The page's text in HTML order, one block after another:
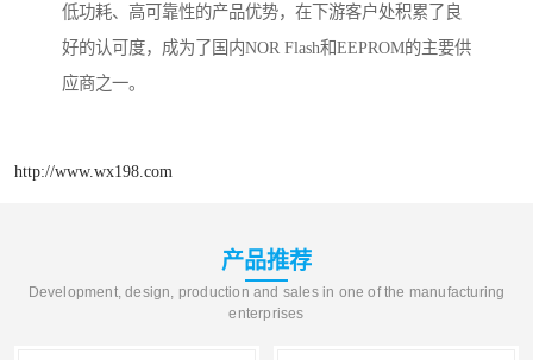
低功耗、高可靠性的产品优势，在下游客户处积累了良
好的认可度，成为了国内NOR Flash和EEPROM的主要供
应商之一。
http://www.wx198.com
产品推荐
Development, design, production and sales in one of the manufacturing
enterprises